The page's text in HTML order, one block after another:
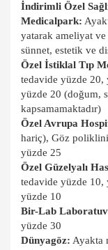
İndirimli Özel
Medicalpark:
yatarak ameliyat
sünnet, estetik ve
Özel İstiklal Tıp
tedavide yüzde 20,
yüzde 20 (doğum,
kapsamamaktadır)
Özel Avrupa
hariç), Göz
yüzde 25
Özel Güzelyalı
tedavide yüzde 10,
yüzde 10
Bir-Lab
yüzde 30
Dünyagöz: Ayakta